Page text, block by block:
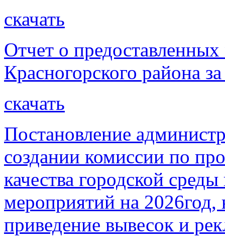
скачать
Отчет о
Красногорского района
скачать
Постановление
создании комиссии по
качества городской
мероприятий на 2026год,
приведение вывесок и